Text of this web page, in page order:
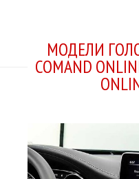
МОДЕЛИ
COMAND